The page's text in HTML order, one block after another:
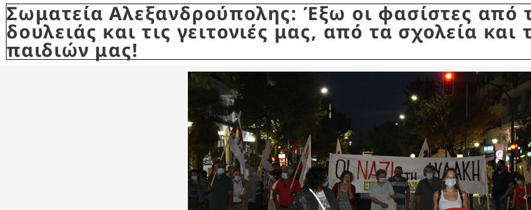
Σωματεία Αλεξανδρούπολης: Έξω οι φασίστες από
δουλειάς και τις γειτονιές μας, από τα σχολεία και
παιδιών μας!